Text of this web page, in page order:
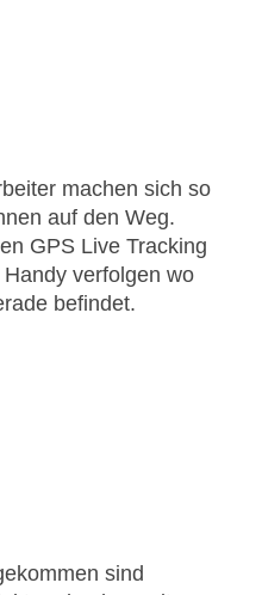
machen sich so
auf den Weg.
GPS Live Tracking
verfolgen wo
befindet.
sind